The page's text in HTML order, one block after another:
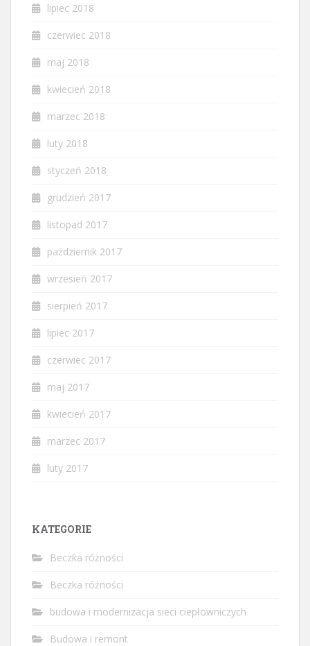
lipiec 2018
czerwiec 2018
maj 2018
kwiecień 2018
marzec 2018
luty 2018
styczeń 2018
grudzień 2017
listopad 2017
październik 2017
wrzesień 2017
sierpień 2017
lipiec 2017
czerwiec 2017
maj 2017
kwiecień 2017
marzec 2017
luty 2017
KATEGORIE
Beczka różności
Beczka różności
budowa i modernizacja sieci ciepłowniczych
Budowa i remont